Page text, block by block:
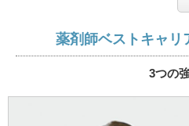
薬剤師ベストキャリ
3つの